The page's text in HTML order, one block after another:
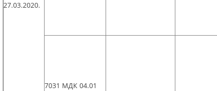
27.03.2020.
7031 МДК 04.01